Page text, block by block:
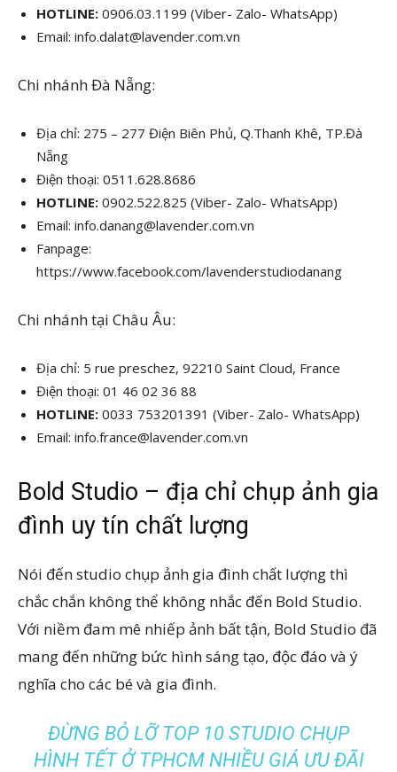
HOTLINE: 0906.03.1199 (Viber- Zalo- WhatsApp)
Email: info.dalat@lavender.com.vn
Chi nhánh Đà Nẵng:
Địa chỉ: 275 – 277 Điện Biên Phủ, Q.Thanh Khê, TP.Đà
Nẵng
Điện thoại: 0511.628.8686
HOTLINE: 0902.522.825 (Viber- Zalo- WhatsApp)
Email: info.danang@lavender.com.vn
Fanpage:
https://www.facebook.com/lavenderstudiodanang
Chi nhánh tại Châu Âu:
Địa chỉ: 5 rue preschez, 92210 Saint Cloud, France
Điện thoại: 01 46 02 36 88
HOTLINE: 0033 753201391 (Viber- Zalo- WhatsApp)
Email: info.france@lavender.com.vn
Bold Studio – địa chỉ chụp ảnh gia
đình uy tín chất lượng
Nói đến studio chụp ảnh gia đình chất lượng thì
chắc chắn không thể không nhắc đến Bold Studio.
Với niềm đam mê nhiếp ảnh bất tận, Bold Studio đã
mang đến những bức hình sáng tạo, độc đáo và ý
nghĩa cho các bé và gia đình.
ĐỪNG BỎ LỠ TOP 10 STUDIO CHỤP
HÌNH TẾT Ở TPHCM NHIỀU GIÁ ƯU ĐÃI